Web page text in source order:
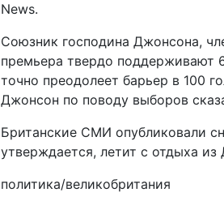
News.
Союзник господина Джонсона,
премьера твердо поддерживают
точно преодолеет барьер в 100
Джонсон по поводу выборов
Британские СМИ опубликовали
утверждается, летит с отдыха
политика/великобритания